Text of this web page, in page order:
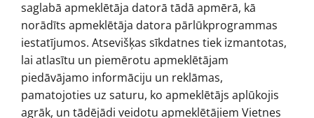
saglabā apmeklētāja datorā tādā apmērā, kā
norādīts apmeklētāja datora pārlūkprogrammas
iestatījumos. Atsevišķas sīkdatnes tiek izmantotas,
lai atlasītu un piemērotu apmeklētājam
piedāvājamo informāciju un reklāmas,
pamatojoties uz saturu, ko apmeklētājs aplūkojis
agrāk, un tādējādi veidotu apmeklētājiem Vietnes